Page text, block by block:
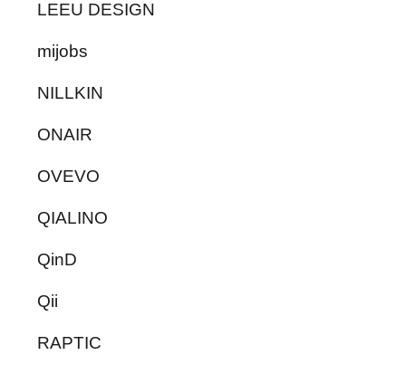
LEEU DESIGN
mijobs
NILLKIN
ONAIR
OVEVO
QIALINO
QinD
Qii
RAPTIC